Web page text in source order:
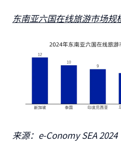
东南亚六国在线旅游市场规
来源：e-Conomy SEA 2024